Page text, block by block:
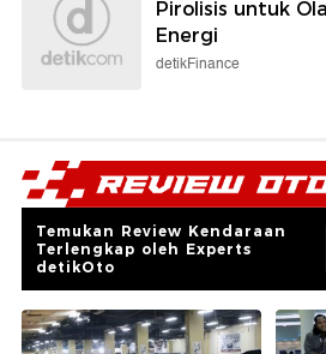
Pirolisis untuk
Energi
detikFinance
Temukan Review Kendaraan
Terlengkap oleh Experts
detikOto